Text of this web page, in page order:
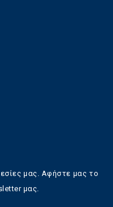
μας. Αφήστε μας το
μας.